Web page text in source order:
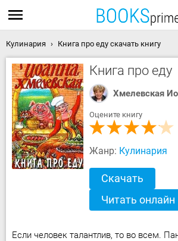
Кулинария Книга про еду скачать книгу
Книга про еду
Хмелевская
Оцените книгу
Жанр: Кулинария
Скачать
Читать онлайн
Если человек талантлив, то во всем.